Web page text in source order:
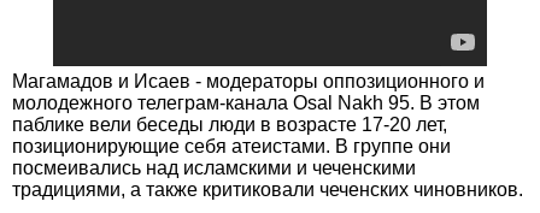
Магамадов и Исаев - модераторы оппозиционного и
молодежного телеграм-канала Osal Nakh 95. В этом
паблике вели беседы люди в возрасте 17-20 лет,
позиционирующие себя атеистами. В группе они
посмеивались над исламскими и чеченскими
традициями, а также критиковали чеченских чиновников.